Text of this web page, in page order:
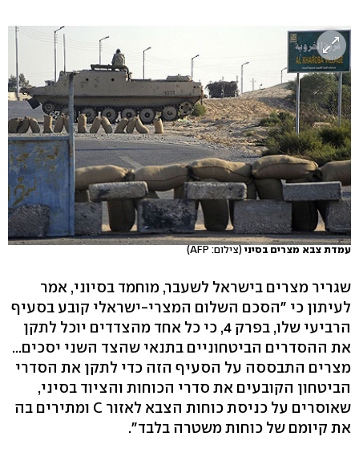
עמדת צבא מצרים בסיני(צילום: AFP)
שגריר מצרים בישראל לשעבר, מוחמד בסיוני, אמר
לעיתון כי "הסכם השלום המצרי-ישראלי קובע בסעיף
הרביעי שלו, בפרק 4, כי כל אחד מהצדדים יוכל לתקן
את ההסדרים הביטחוניים בתנאי שהצד השני יסכים...
מצרים התבססה על הסעיף הזה כדי לתקן את הסדרי
הביטחון הקובעים את סדרי הכוחות והציוד בסיני,
שאוסרים על כניסת כוחות הצבא לאזור C ומתירים בה
את קיומם של כוחות משטרה בלבד".